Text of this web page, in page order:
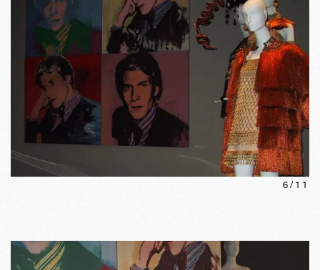
6/ 11